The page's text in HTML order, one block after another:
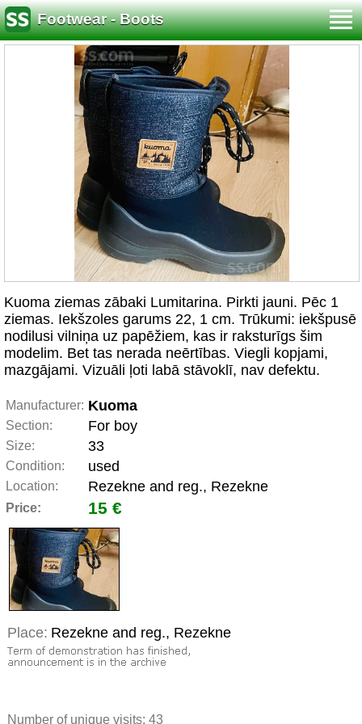
Footwear - Boots
Kuoma ziemas zābaki Lumitarina. Pirkti jauni. Pēc 1
ziemas. Iekšzoles garums 22, 1 cm. Trūkumi: iekšpusē
nodilusi vilniņa uz papēžiem, kas ir raksturīgs šim
modelim. Bet tas nerada neērtības. Viegli kopjami,
mazgājami. Vizuāli ļoti labā stāvoklī, nav defektu.
Manufacturer: Kuoma
Section: For boy
Size: 33
Condition: used
Location: Rezekne and reg., Rezekne
Price: 15 €
Place: Rezekne and reg., Rezekne
Number of unique visits: 43